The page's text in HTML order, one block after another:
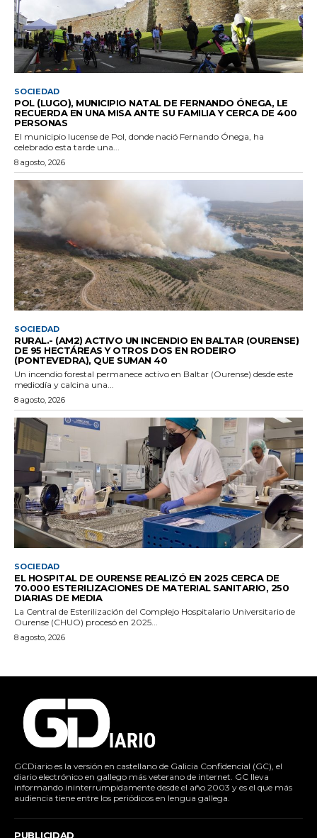
SOCIEDAD
POL (LUGO), MUNICIPIO NATAL DE FERNANDO ÓNEGA, LE
RECUERDA EN UNA MISA ANTE SU FAMILIA Y CERCA DE 400
PERSONAS
El municipio lucense de Pol, donde nació Fernando Ónega, ha
celebrado esta tarde una...
8 agosto, 2026
SOCIEDAD
RURAL.- (AM2) ACTIVO UN INCENDIO EN BALTAR (OURENSE)
DE 95 HECTÁREAS Y OTROS DOS EN RODEIRO
(PONTEVEDRA), QUE SUMAN 40
Un incendio forestal permanece activo en Baltar (Ourense) desde este
mediodía y calcina una...
8 agosto, 2026
SOCIEDAD
EL HOSPITAL DE OURENSE REALIZÓ EN 2025 CERCA DE
70.000 ESTERILIZACIONES DE MATERIAL SANITARIO, 250
DIARIAS DE MEDIA
La Central de Esterilización del Complejo Hospitalario Universitario de
Ourense (CHUO) procesó en 2025...
8 agosto, 2026
GCDiario es la versión en castellano de Galicia Confidencial (GC), el
diario electrónico en gallego más veterano de internet. GC lleva
informando ininterrumpidamente desde el año 2003 y es el que más
audiencia tiene entre los periódicos en lengua gallega.
PUBLICIDAD